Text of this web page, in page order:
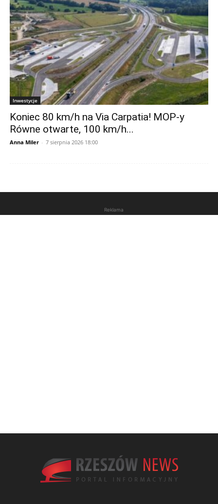
Inwestycje
Koniec 80 km/h na Via Carpatia! MOP-y
Równe otwarte, 100 km/h...
Anna Miler - 7 sierpnia 2026 18:00
Reklama